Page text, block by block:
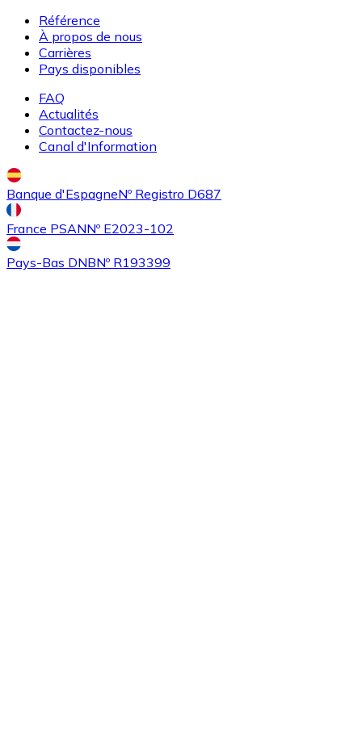
Acheter
ALGO
Référence
À propos de nous
Carrières
Pays disponibles
FAQ
Actualités
Contactez-nous
Canal d'Information
Banque d'EspagneNº Registro D687
France PSANNº E2023-102
Pays-Bas DNBNº R193399